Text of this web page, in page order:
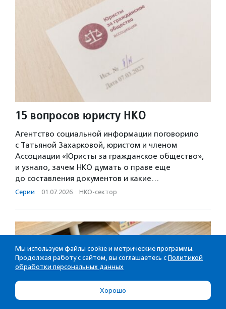
15 вопросов юристу НКО
Агентство социальной информации поговорило
с Татьяной Захарковой, юристом и членом
Ассоциации «Юристы за гражданское общество»,
и узнало, зачем НКО думать о праве еще
до составления документов и какие…
Серии · 01.07.2026 · НКО-сектор
Мы используем файлы cookie и метрические программы.
Продолжая работу с сайтом, вы соглашаетесь с Политикой
обработки персональных данных
Хорошо